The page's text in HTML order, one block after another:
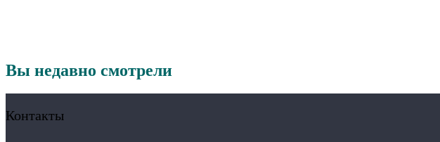
Вы недавно смотрели
Контакты